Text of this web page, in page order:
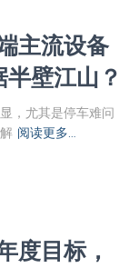
主流设备
壁江山？
，尤其是停车难问
阅读更多…
度目标，